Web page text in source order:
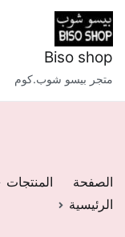
تخطى
إلى
المحتوى
Biso shop
متجر بيسو شوب.كوم
الصفحة
الرئيسية
المنتجات